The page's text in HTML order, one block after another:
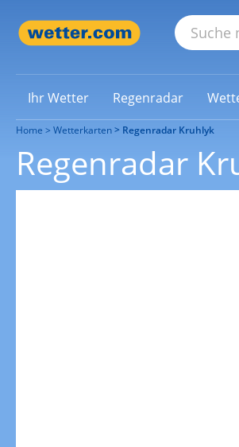
Ihr Wetter Regenradar
Home Wetterkarten Regenradar Kruhlyk
Regenradar